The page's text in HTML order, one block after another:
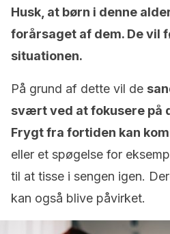
Husk, at børn i denne
forårsaget af dem. De vil
situationen.
På grund af dette vil de
svært ved at fokusere på
Frygt fra fortiden kan
eller et spøgelse for
til at tisse i sengen igen.
kan også blive påvirket.